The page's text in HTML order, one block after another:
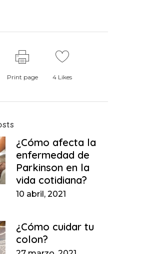
Print page 4Likes
¿Cómo afecta la
enfermedad de
Parkinson en la
vida cotidiana?
10 abril, 2021
¿Cómo cuidar tu
colon?